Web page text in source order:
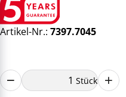
Artikel-Nr.: 7397.7045
Stück